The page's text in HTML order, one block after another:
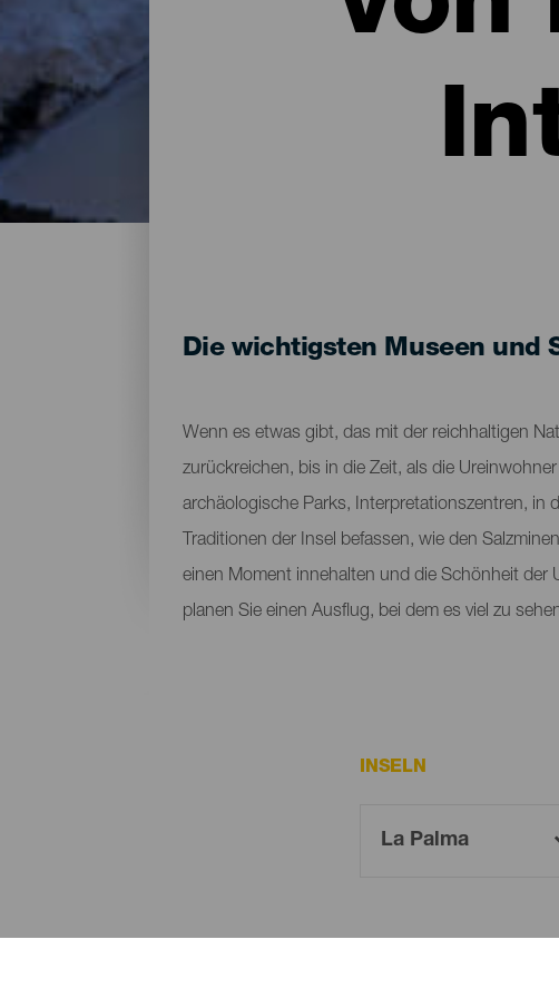
Die wichtigsten Museen und
Wenn es etwas gibt, das mit der reichhaltigen
zurückreichen, bis in die Zeit, als die
archäologische Parks, Interpretationszentren, in
Traditionen der Insel befassen, wie den
einen Moment innehalten und die Schönheit der
planen Sie einen Ausflug, bei dem es viel zu
INSELN